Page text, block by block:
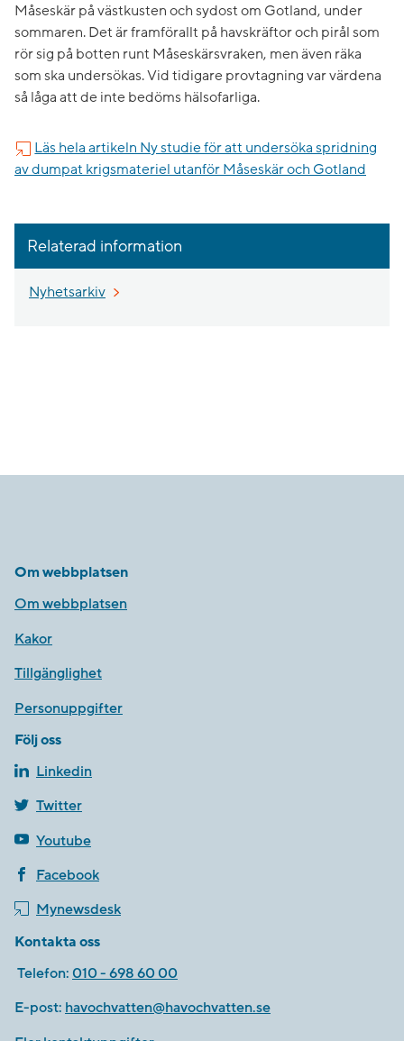
Måseskär på västkusten och sydost om Gotland, under
sommaren. Det är framförallt på havskräftor och pirål som
rör sig på botten runt Måseskärsvraken, men även räka
som ska undersökas. Vid tidigare provtagning var värdena
så låga att de inte bedöms hälsofarliga.
Läs hela artikeln Ny studie för att undersöka spridning
av dumpat krigsmateriel utanför Måseskär och Gotland
Relaterad information
Nyhetsarkiv
Om webbplatsen
Om webbplatsen
Kakor
Tillgänglighet
Personuppgifter
Följ oss
Linkedin
Twitter
Youtube
Facebook
Mynewsdesk
Kontakta oss
Telefon: 010 - 698 60 00
E-post: havochvatten@havochvatten.se